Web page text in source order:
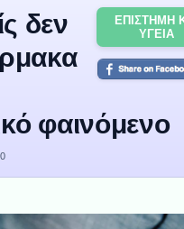
ΕΠΙΣΤΗΜΗ
ΥΓΕΙΑ
δεν
φαινόμενο